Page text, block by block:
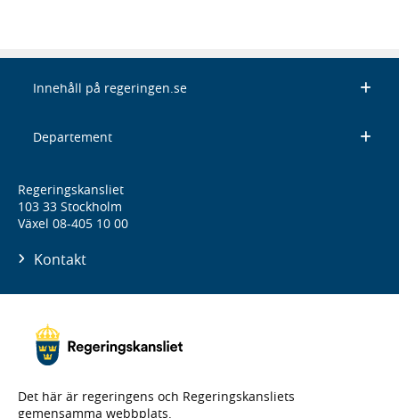
Innehåll på regeringen.se
Departement
Regeringskansliet
103 33 Stockholm
Växel 08-405 10 00
Kontakt
Det här är regeringens och Regeringskansliets
gemensamma webbplats.